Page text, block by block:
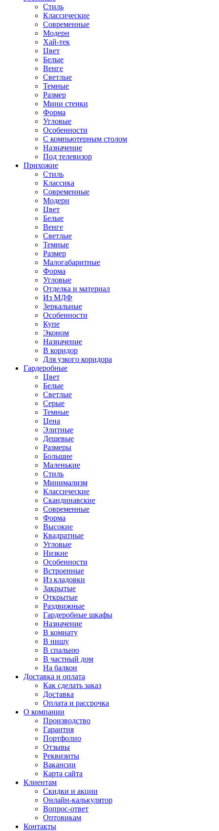
Стиль
Классические
Современные
Модерн
Хай-тек
Цвет
Белые
Венге
Светлые
Темные
Размер
Мини стенки
Форма
Угловые
Особенности
С компьютерным столом
Назначение
Под телевизор
Прихожие
Стиль
Классика
Современные
Модерн
Цвет
Белые
Венге
Светлые
Темные
Размер
Малогабаритные
Форма
Угловые
Отделка и материал
Из МДФ
Зеркальные
Особенности
Купе
Эконом
Назначение
В коридор
Для узкого коридора
Гардеробные
Цвет
Белые
Светлые
Серые
Темные
Цена
Элитные
Дешевые
Размеры
Большие
Маленькие
Стиль
Минимализм
Классические
Скандинавские
Современные
Форма
Высокие
Квадратные
Угловые
Низкие
Особенности
Встроенные
Из кладовки
Закрытые
Открытые
Раздвижные
Гардеробные шкафы
Назначение
В комнату
В нишу
В спальню
В частный дом
На балкон
Доставка и оплата
Как сделать заказ
Доставка
Оплата и рассрочка
О компании
Производство
Гарантия
Портфолио
Отзывы
Реквизиты
Вакансии
Карта сайта
Клиентам
Скидки и акции
Онлайн-калькулятор
Вопрос-ответ
Оптовикам
Контакты